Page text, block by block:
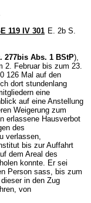
119 IV 301 E. 2b S.
277bis Abs. 1 BStP),
2. Februar bis zum 23.
126 Mal auf den
dort stundenlang
eine
auf eine Anstellung
Weigerung zum
erlassene Hausverbot
des
verlassen,
bis zur Auffahrt
dem Areal des
konnte. Er sei
Person sass, bis zum
in den Zug
von